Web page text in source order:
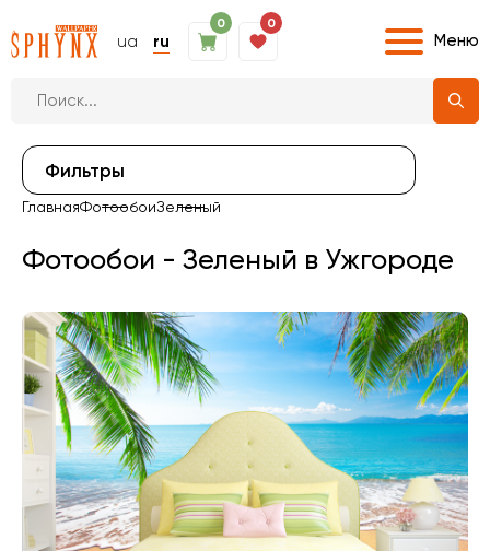
ua ru
0 0
Меню
Фильтры
ГлавнаяФотообоиЗеленый
Фотообои - Зеленый в Ужгороде